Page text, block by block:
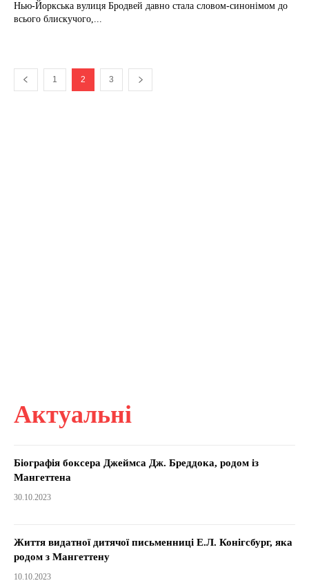
Нью-Йоркська вулиця Бродвей давно стала словом-синонімом до
всього блискучого,...
1 2 3
Актуальні
Біографія боксера Джеймса Дж. Бреддока, родом із
Мангеттена
30.10.2023
Життя видатної дитячої письменниці Е.Л. Конігсбург, яка
родом з Мангеттену
10.10.2023